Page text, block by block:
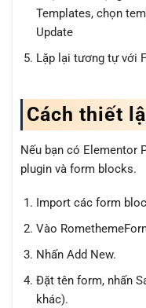
Templates, chọn
Update
Lặp lại tương tự với
Cách thiết
Nếu bạn có Elementor
plugin và form blocks.
Import các form
Vào
Nhấn Add New.
Đặt tên form, nhấn
khác).